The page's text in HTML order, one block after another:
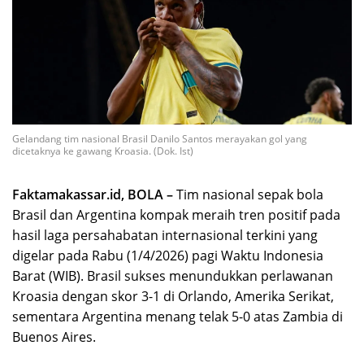
Gelandang tim nasional Brasil Danilo Santos merayakan gol yang
dicetaknya ke gawang Kroasia. (Dok. Ist)
Faktamakassar.id, BOLA –Tim nasional sepak bola
Brasil dan Argentina kompak meraih tren positif pada
hasil laga persahabatan internasional terkini yang
digelar pada Rabu (1/4/2026) pagi Waktu Indonesia
Barat (WIB). Brasil sukses menundukkan perlawanan
Kroasia dengan skor 3-1 di Orlando, Amerika Serikat,
sementara Argentina menang telak 5-0 atas Zambia di
Buenos Aires.